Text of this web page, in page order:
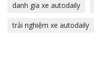
danh gia xe autodaily
trải nghiệm xe autodaily